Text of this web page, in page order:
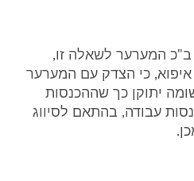
המערער לשאלה זו,
כי הצדק עם המערער
יתוקן כך שההכנסות
עבודה, בהתאם לסיווג